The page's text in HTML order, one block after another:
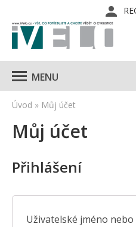
MENU
Úvod » Můj účet
Můj účet
Přihlášení
Uživatelské jméno